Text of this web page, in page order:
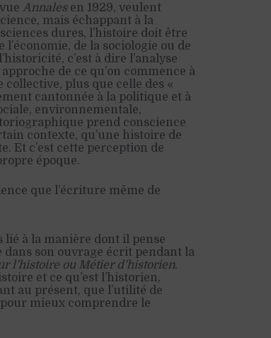
Annalesen 1929, veulent
mais échappant à la
dures, l’histoire doit être
de la sociologie ou de
c’est à dire l’analyse
de ce qu’on commence à
collective, plus que celle des «
cantonnée à la politique et à
environnementale,
prend conscience
contexte, qu’une histoire de
Et c’est cette perception de
époque.
que l’écriture même de
lié à la manière dont il pense
dans son ouvrage écrit pendant la
l’histoire ou Métier d’historien.
et ce qu’est l’historien,
au présent, que l’utilité de
pour mieux comprendre le